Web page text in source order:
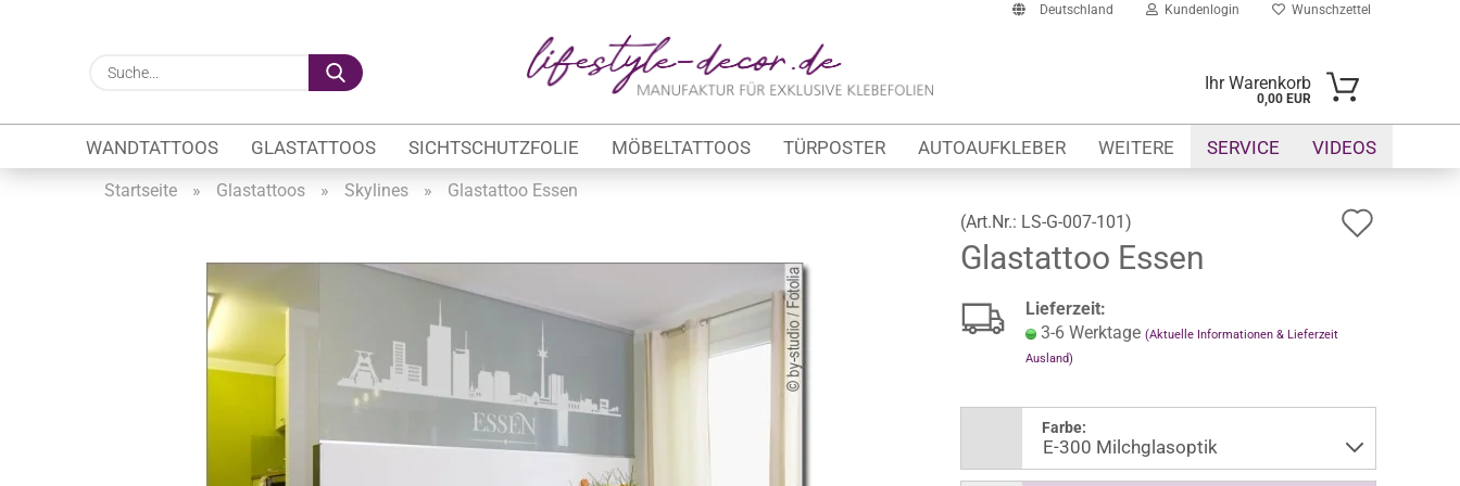
Deutschland
Lieferland
Kundenlogin
E-Mail
Passwort
Konto erstellen
Passwort vergessen?
Wunschzettel
Suche...
Ihr Warenkorb
0,00 EUR
WANDTATTOOS GLASTATTOOS SICHTSCHUTZFOLIE MÖBELTATTOOS TÜRPOSTER AUTOAUFKLEBER SERVICE VIDEOS
WEITERE
Firmenlogo
Fahrzeugwerbung
Schaufensterbeschriftung
Öffnungszeiten
Sichtschutzfolien Gewerbe
Glasmotive
Startseite » Glastattoos » Skylines »
Glastattoo Essen
(Art.Nr.: LS-G-007-101)
Glastattoo Essen
Lieferzeit:
3-6 Werktage (Aktuelle Informationen & Lieferzeit
Ausland)
Farbe: